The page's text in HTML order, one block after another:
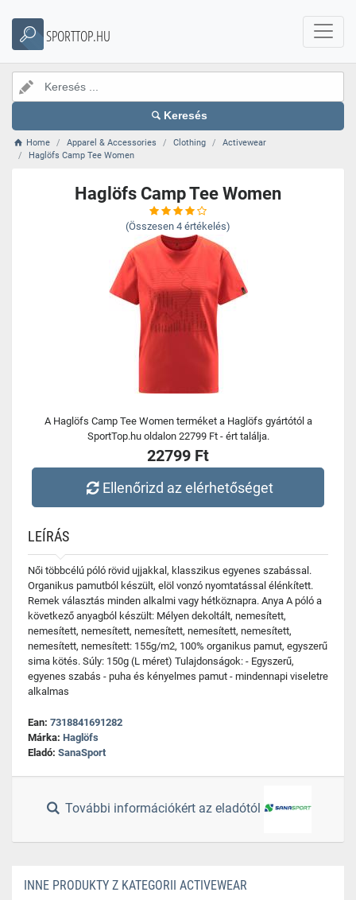
SPORTTOP.HU
Keresés
Home Apparel & Accessories Clothing
Activewear
Haglöfs Camp Tee Women
Haglöfs Camp Tee Women
(Összesen 4 értékelés)
A Haglöfs Camp Tee Women terméket a Haglöfs gyártótól a
SportTop.hu oldalon 22799 Ft - ért találja.
22799 Ft
Ellenőrizd az elérhetőséget
LEÍRÁS
Női többcélú póló rövid ujjakkal, klasszikus egyenes szabással.
Organikus pamutból készült, elöl vonzó nyomtatással élénkített.
Remek választás minden alkalmi vagy hétköznapra. Anya A póló a
következő anyagból készült: Mélyen dekoltált, nemesített,
nemesített, nemesített, nemesített, nemesített, nemesített,
nemesített, nemesített: 155g/m2, 100% organikus pamut, egyszerű
sima kötés. Súly: 150g (L méret) Tulajdonságok: - Egyszerű,
egyenes szabás - puha és kényelmes pamut - mindennapi viseletre
alkalmas
Ean: 7318841691282
Márka: Haglöfs
Eladó: SanaSport
További információkért az eladótól
INNE PRODUKTY Z KATEGORII ACTIVEWEAR